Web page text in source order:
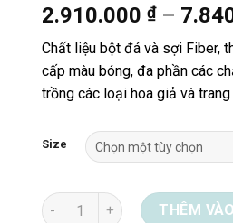
2.910.000 ₫ –
Chất liệu bột đá và sợi Fiber,
cấp màu bóng, đa phần các
trồng các loại hoa giả và
Size
Chậu Glossy fiberstone 08-
THÊM